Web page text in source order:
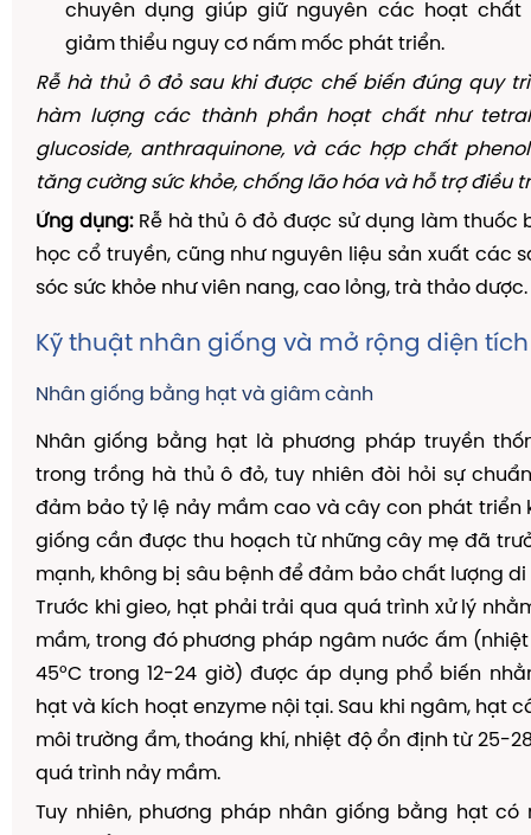
chuyên dụng giúp giữ nguyên các hoạt chất
giảm thiểu nguy cơ nấm mốc phát triển.
Rễ hà thủ ô đỏ sau khi được chế biến đúng quy
hàm lượng các thành phần hoạt chất như
glucoside, anthraquinone, và các hợp chất
tăng cường sức khỏe, chống lão hóa và hỗ trợ điều
Ứng dụng:Rễ hà thủ ô đỏ được sử dụng làm thuốc
học cổ truyền, cũng như nguyên liệu sản xuất các
sóc sức khỏe như viên nang, cao lỏng, trà thảo dược.
Kỹ thuật nhân giống và mở rộng diện
Nhân giống bằng hạt và giâm cành
Nhân giống bằng hạt là phương pháp truyền
trong trồng hà thủ ô đỏ, tuy nhiên đòi hỏi sự
đảm bảo tỷ lệ nảy mầm cao và cây con phát triển
giống cần được thu hoạch từ những cây mẹ đã
mạnh, không bị sâu bệnh để đảm bảo chất lượng
Trước khi gieo, hạt phải trải qua quá trình xử lý
mầm, trong đó phương pháp ngâm nước ấm
45°C trong 12-24 giờ) được áp dụng phổ biến
hạt và kích hoạt enzyme nội tại. Sau khi ngâm, hạt
môi trường ẩm, thoáng khí, nhiệt độ ổn định từ 25-
quá trình nảy mầm.
Tuy nhiên, phương pháp nhân giống bằng hạt có